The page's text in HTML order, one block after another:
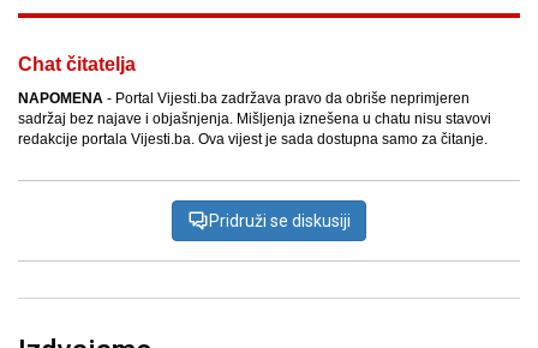
Chat čitatelja
NAPOMENA - Portal Vijesti.ba zadržava pravo da obriše neprimjeren
sadržaj bez najave i objašnjenja. Mišljenja iznešena u chatu nisu stavovi
redakcije portala Vijesti.ba. Ova vijest je sada dostupna samo za čitanje.
Pridruži se diskusiji